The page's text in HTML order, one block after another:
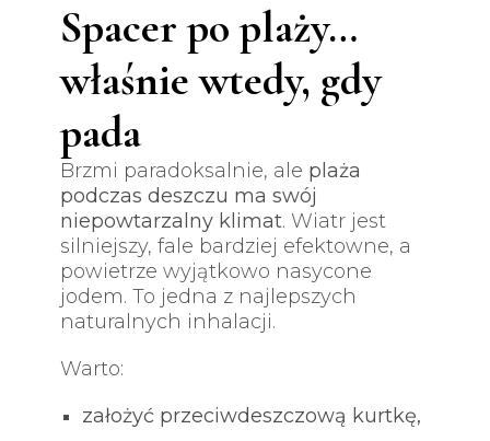
Spacer po plaży…
właśnie wtedy, gdy
pada
Brzmi paradoksalnie, ale plaża
podczas deszczu ma swój
niepowtarzalny klimat. Wiatr jest
silniejszy, fale bardziej efektowne, a
powietrze wyjątkowo nasycone
jodem. To jedna z najlepszych
naturalnych inhalacji.
Warto:
założyć przeciwdeszczową kurtkę,